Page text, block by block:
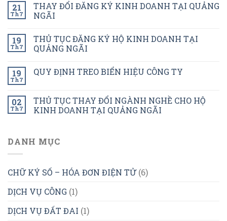
21
Th7
THAY ĐỔI ĐĂNG KÝ KINH DOANH TẠI QUẢNG
NGÃI
19
Th7
THỦ TỤC ĐĂNG KÝ HỘ KINH DOANH TẠI
QUẢNG NGÃI
19
Th7
QUY ĐỊNH TREO BIỂN HIỆU CÔNG TY
02
Th7
THỦ TỤC THAY ĐỔI NGÀNH NGHỀ CHO HỘ
KINH DOANH TẠI QUẢNG NGÃI
DANH MỤC
CHỮ KÝ SỐ – HÓA ĐƠN ĐIỆN TỬ(6)
DỊCH VỤ CÔNG (1)
DỊCH VỤ ĐẤT ĐAI (1)